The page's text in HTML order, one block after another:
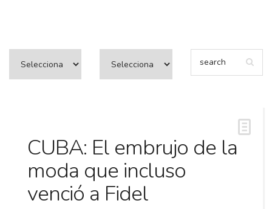
CUBA: El embrujo de la
moda que incluso
venció a Fidel